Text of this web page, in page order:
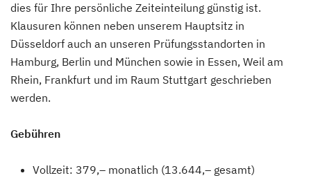
dies für Ihre persönliche Zeiteinteilung günstig ist.
Klausuren können neben unserem Hauptsitz in
Düsseldorf auch an unseren Prüfungsstandorten in
Hamburg, Berlin und München sowie in Essen, Weil am
Rhein, Frankfurt und im Raum Stuttgart geschrieben
werden.
Gebühren
Vollzeit: 379,– monatlich (13.644,– gesamt)